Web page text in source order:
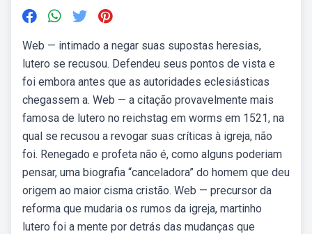
Web — intimado a negar suas supostas heresias,
lutero se recusou. Defendeu seus pontos de vista e
foi embora antes que as autoridades eclesiásticas
chegassem a. Web — a citação provavelmente mais
famosa de lutero no reichstag em worms em 1521, na
qual se recusou a revogar suas críticas à igreja, não
foi. Renegado e profeta não é, como alguns poderiam
pensar, uma biografia “canceladora” do homem que deu
origem ao maior cisma cristão. Web — precursor da
reforma que mudaria os rumos da igreja, martinho
lutero foi a mente por detrás das mudanças que